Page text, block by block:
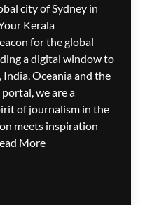
ആശങ്ക
12 hours ago 0
ക്ഷാമം –
സർവീസുകൾ
city of Sydney in
Kerala
for the global
a digital window to
Oceania and the
we are a
of journalism in the
meets inspiration
More